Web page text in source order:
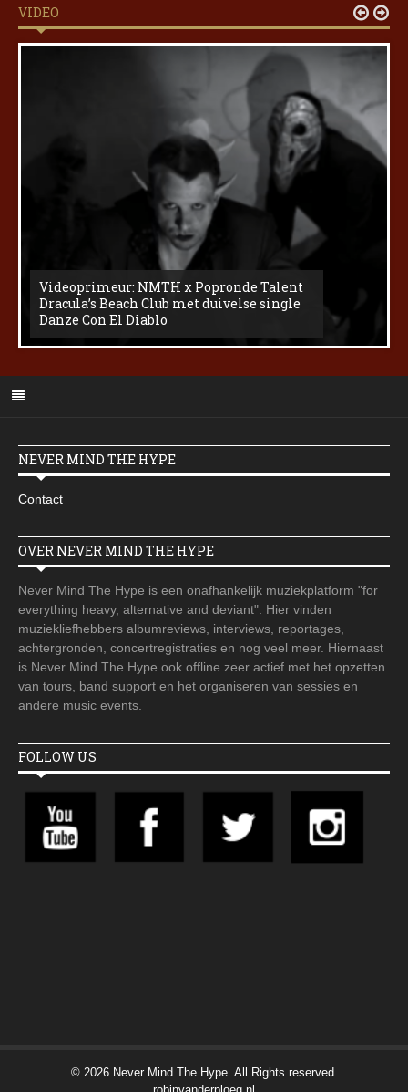
VIDEO
Videoprimeur: NMTH x Popronde Talent
Dracula’s Beach Club met duivelse single
Danze Con El Diablo
 
NEVER MIND THE HYPE
Contact
OVER NEVER MIND THE HYPE
Never Mind The Hype is een onafhankelijk muziekplatform "for
everything heavy, alternative and deviant". Hier vinden
muziekliefhebbers albumreviews, interviews, reportages,
achtergronden, concertregistraties en nog veel meer. Hiernaast
is Never Mind The Hype ook offline zeer actief met het opzetten
van tours, band support en het organiseren van sessies en
andere music events.
FOLLOW US
© 2026 Never Mind The Hype. All Rights reserved.